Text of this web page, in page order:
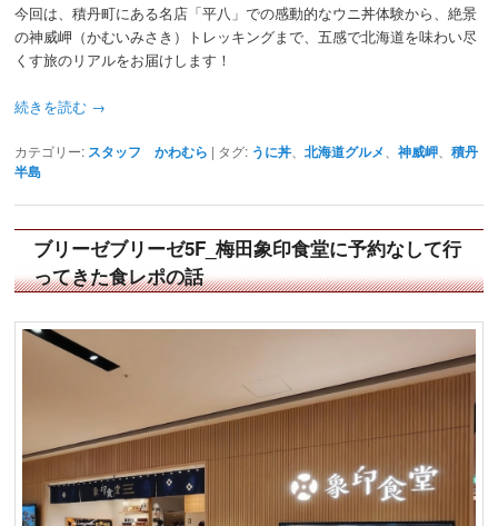
今回は、積丹町にある名店「平八」での感動的なウニ丼体験から、絶景
の神威岬（かむいみさき）トレッキングまで、五感で北海道を味わい尽
くす旅のリアルをお届けします！
続きを読む →
カテゴリー: スタッフ かわむら | タグ: うに丼 、北海道グルメ 、神威岬 、積丹
半島
ブリーゼブリーゼ5F_梅田象印食堂に予約なして行
ってきた食レポの話